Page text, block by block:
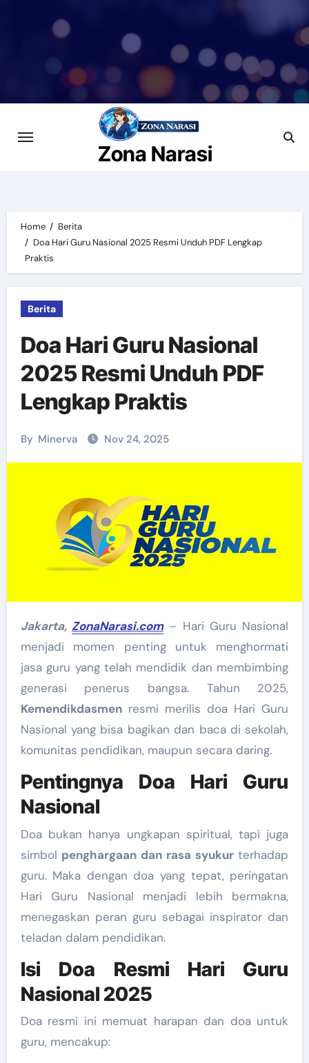
Zona Narasi
Home
Berita
Doa Hari Guru Nasional 2025 Resmi Unduh PDF Lengkap
Praktis
Berita
Doa Hari Guru Nasional
2025 Resmi Unduh PDF
Lengkap Praktis
By Minerva Nov 24, 2025
Jakarta, ZonaNarasi.com– Hari Guru Nasional
menjadi momen penting untuk menghormati
jasa guru yang telah mendidik dan membimbing
generasi penerus bangsa. Tahun 2025,
Kemendikdasmenresmi merilis doa Hari Guru
Nasional yang bisa bagikan dan baca di sekolah,
komunitas pendidikan, maupun secara daring.
Pentingnya Doa Hari Guru
Nasional
Doa bukan hanya ungkapan spiritual, tapi juga
simbol penghargaan dan rasa syukurterhadap
guru. Maka dengan doa yang tepat, peringatan
Hari Guru Nasional menjadi lebih bermakna,
menegaskan peran guru sebagai inspirator dan
teladan dalam pendidikan.
Isi Doa Resmi Hari Guru
Nasional 2025
Doa resmi ini memuat harapan dan doa untuk
guru, mencakup: